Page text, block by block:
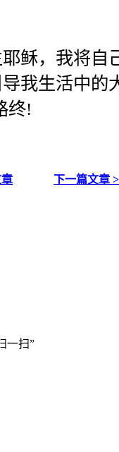
稣，我将自
我生活中的
终!
下一篇文章 >
一扫”